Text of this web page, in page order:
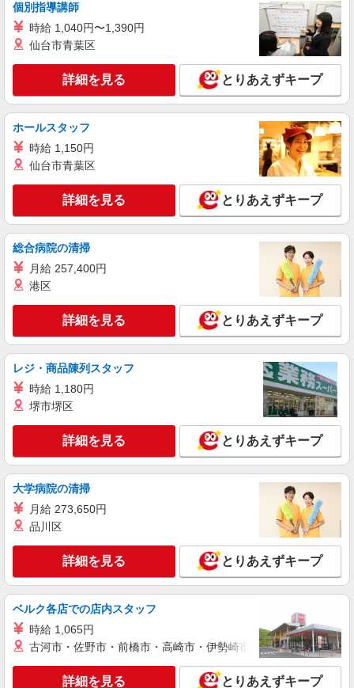
［アルバイト・パート］時給1,230円以上
ららぽーと立川立飛 東京都立川市泉町935-1
キープ 詳細を見る
アルバイト パート
moimoln
［アルバイト・パート］時給1,230円
ららぽーと立川立飛 東京都立川市泉町935-1
キープ 詳細を見る
リーボック クラシックストア
［アルバイト・パート］時給1,286円〜 ※経
験・能力により優遇します
東京都立川市泉町935-1 ららぽーと立川立飛
キープ 詳細を見る
TOMMY HILFIGER
［アルバイト・パート］時給1,230円〜
東京都立川市泉町935-1 ららぽーと立川立飛
詳細を見る
パート
coca
［アルバイト・パート］時給 1,250円以上 ●交
通費支給 ●給与例 週3日・1日8時間勤務の場合 時
給1250円×8h×12日＝月収12万円
ららぽーと立川立飛 東京都立川市泉町935-1
個別指導講師
時給 1,040円〜1,390円
仙台市青葉区
詳細を見る とりあえずキープ
ホールスタッフ
時給 1,150円
仙台市青葉区
詳細を見る とりあえずキープ
総合病院の清掃
月給 257,400円
港区
詳細を見る とりあえずキープ
レジ・商品陳列スタッフ
時給 1,180円
堺市堺区
詳細を見る とりあえずキープ
大学病院の清掃
月給 273,650円
品川区
詳細を見る とりあえずキープ
ベルク各店での店内スタッフ
時給 1,065円
古河市・佐野市・前橋市・高崎市・伊勢崎市・太田市・館林市
詳細を見る とりあえずキープ